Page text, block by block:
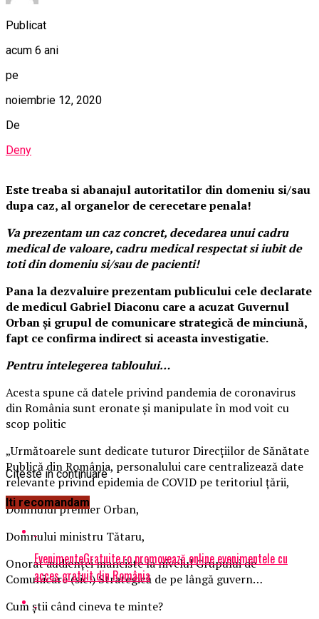
Publicat
acum 6 ani
pe
noiembrie 12, 2020
De
Deny
Este treaba si abanajul autoritatilor din domeniu si/sau
dupa caz, al organelor de cerecetare penala!
Va prezentam un caz concret, decedarea unui cadru
medical de valoare, cadru medical respectat si iubit de
toti din domeniu si/sau de pacienti!
Pana la dezvaluire prezentam publicului cele declarate
de medicul Gabriel Diaconu care a acuzat Guvernul
Orban și grupul de comunicare strategică de minciună,
fapt ce confirma indirect si aceasta investigatie.
Pentru intelegerea tabloului…
Acesta spune că datele privind pandemia de coronavirus
din România sunt eronate și manipulate în mod voit cu
scop politic
„Următoarele sunt dedicate tuturor Direcțiilor de Sănătate
Publică din România, personalului care centralizează date
relevante privind epidemia de COVID pe teritoriul țării,
Domnului premier Orban,
Domnului ministru Tătaru,
Onorat audienței manciste la nivelul Grupului de
Comunicare (sic!) Strategică de pe lângă guvern…
Cum știi când cineva te minte?
Citeste in continuare
Iti recomandam
EvenimenteGratuite.ro promovează online evenimentele cu
acces gratuit din România